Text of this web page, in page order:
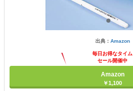
出典： Amazon
毎日お得なタイム
セール開催中
Amazon
￥1,100